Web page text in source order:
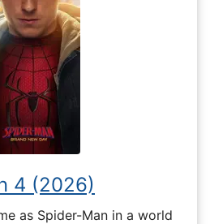
4 (2026)
as Spider-Man in a world